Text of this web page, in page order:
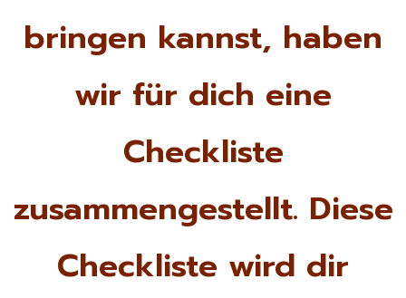
bringen kannst, haben
wir für dich eine
Checkliste
zusammengestellt. Diese
Checkliste wird dir